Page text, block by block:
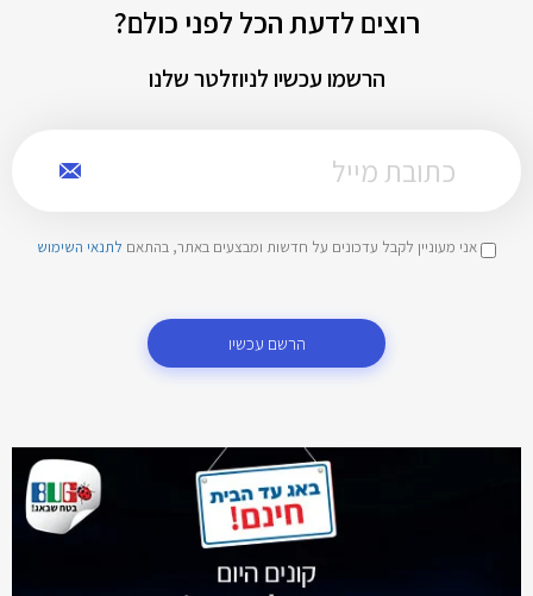
רוצים לדעת הכל לפני כולם?
הרשמו עכשיו לניוזלטר שלנו
אני מעוניין לקבל עדכונים על חדשות ומבצעים באתר, בהתאם לתנאי השימוש
הרשם עכשיו